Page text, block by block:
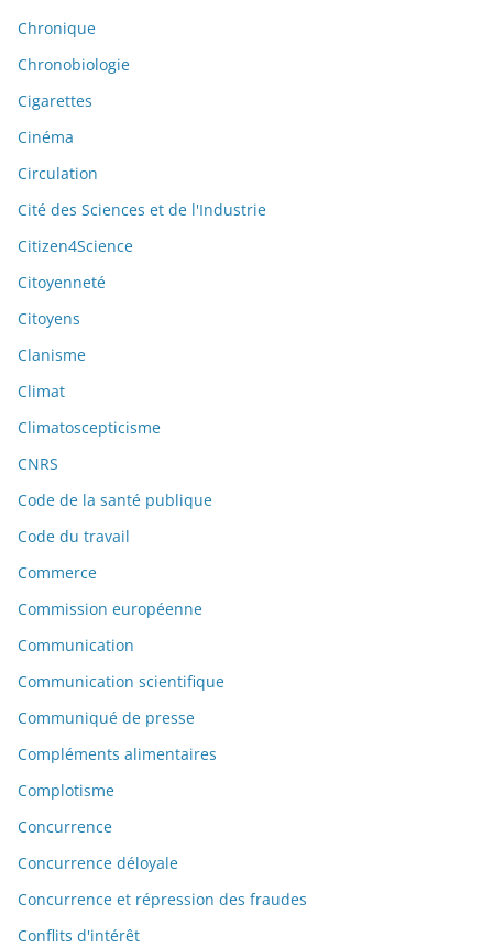
Chronique
Chronobiologie
Cigarettes
Cinéma
Circulation
Cité des Sciences et de l'Industrie
Citizen4Science
Citoyenneté
Citoyens
Clanisme
Climat
Climatoscepticisme
CNRS
Code de la santé publique
Code du travail
Commerce
Commission européenne
Communication
Communication scientifique
Communiqué de presse
Compléments alimentaires
Complotisme
Concurrence
Concurrence déloyale
Concurrence et répression des fraudes
Conflits d'intérêt